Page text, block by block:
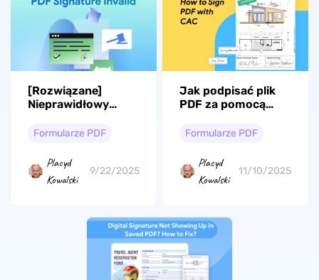
[Rozwiązane]
Nieprawidłowy
Możliwe przyczyny i
Formularze PDF
Placyd
Kowalski
9/22/2025
Jak podpisać plik
PDF za pomocą
kroku)
Formularze PDF
Placyd
Kowalski
11/10/2025